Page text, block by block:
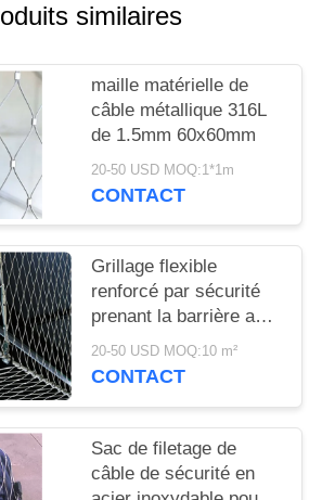
similaires
maille matérielle de
câble métallique 316L
de 1.5mm 60x60mm
20-50 USD MOQ:1*1m
CONTACT
Grillage flexible
renforcé par sécurité
prenant la barrière au
filet baguée
architecturale de
20-50 USD MOQ:10 m²
CONTACT
Sac de filetage de
câble de sécurité en